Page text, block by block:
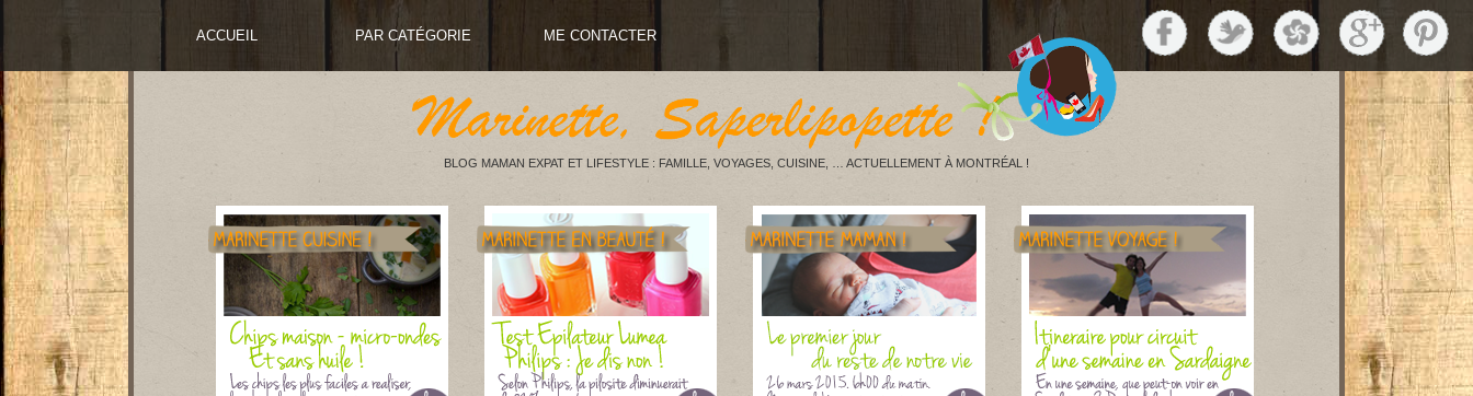
ACCUEIL PAR CATÉGORIE ME CONTACTER
BLOG MAMAN EXPAT ET LIFESTYLE : FAMILLE, VOYAGES, CUISINE, … ACTUELLEMENT À MONTRÉAL !